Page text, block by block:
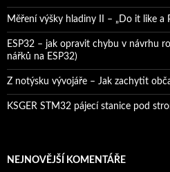
Měření výšky hladiny II – „Do it like a
ESP32 – jak opravit chybu v návrhu
nářků na ESP32)
Z notýsku vývojáře – Jak zachytit
KSGER STM32 pájecí stanice pod
NEJNOVĚJŠÍ KOMENTÁŘE